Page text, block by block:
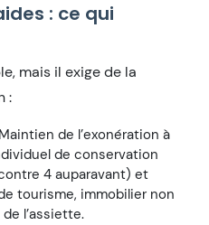
: ce qui
mais il exige de la
:
de l’exonération à
de conservation
4 auparavant) et
tourisme, immobilier non
l’assiette.